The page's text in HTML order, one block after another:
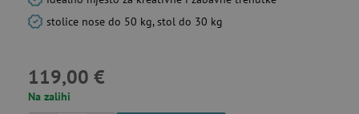
stolice nose do 50 kg, stol do 30 kg
119,00 €
Na zalihi